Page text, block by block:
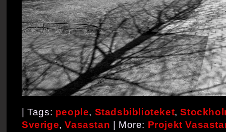
| Tags: people, Stadsbiblioteket,
Sverige,Vasastan | More: Projekt